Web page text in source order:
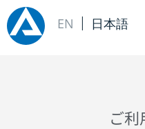
EN 日本語
ご